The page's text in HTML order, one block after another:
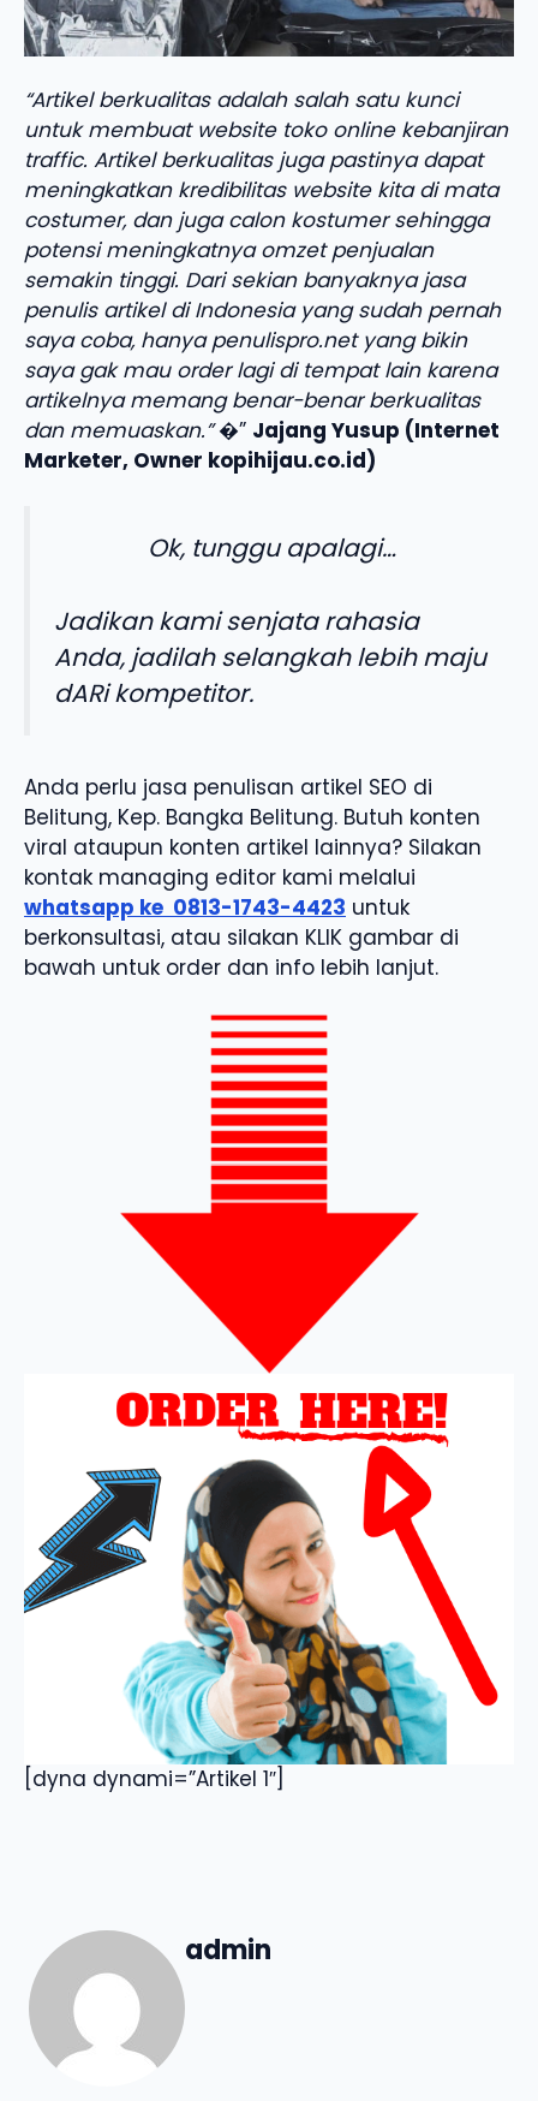
“Artikel berkualitas adalah salah satu kunci
untuk membuat website toko online kebanjiran
traffic. Artikel berkualitas juga pastinya dapat
meningkatkan kredibilitas website kita di mata
costumer, dan juga calon kostumer sehingga
potensi meningkatnya omzet penjualan
semakin tinggi. Dari sekian banyaknya jasa
penulis artikel di Indonesia yang sudah pernah
saya coba, hanya penulispro.net yang bikin
saya gak mau order lagi di tempat lain karena
artikelnya memang benar-benar berkualitas
dan memuaskan.”�” Jajang Yusup (Internet
Marketer, Owner kopihijau.co.id)
Ok, tunggu apalagi…
Jadikan kami senjata rahasia
Anda, jadilah selangkah lebih maju
dARi kompetitor.
Anda perlu jasa penulisan artikel SEO di
Belitung, Kep. Bangka Belitung. Butuh konten
viral ataupun konten artikel lainnya? Silakan
kontak managing editor kami melalui
whatsapp ke 0813-1743-4423 untuk
berkonsultasi, atau silakan KLIK gambar di
bawah untuk order dan info lebih lanjut.
[dyna dynami=”Artikel 1″]
admin